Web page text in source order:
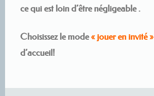
ce qui est loin d’être négligeable .
Choisissez le mode« jouer en invité »
d’accueil!